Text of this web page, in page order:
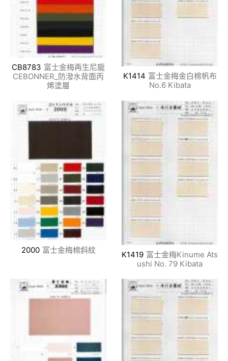
CB8783 富士金梅再生尼龍
CEBONNER_防潑水背面丙
烯塗層
K1414 富士金梅金白棉帆布
No.6 Kibata
2000 富士金梅棉斜紋 K1419 富士金梅Kinume Ats
ushi No. 79 Kibata